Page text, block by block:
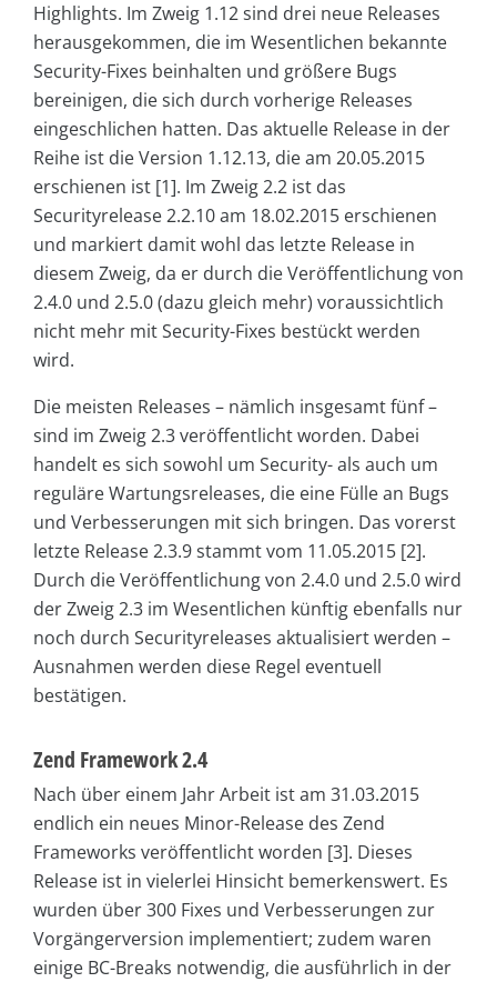
Highlights. Im Zweig 1.12 sind drei neue Releases
herausgekommen, die im Wesentlichen bekannte
Security-Fixes beinhalten und größere Bugs
bereinigen, die sich durch vorherige Releases
eingeschlichen hatten. Das aktuelle Release in der
Reihe ist die Version 1.12.13, die am 20.05.2015
erschienen ist [1]. Im Zweig 2.2 ist das
Securityrelease 2.2.10 am 18.02.2015 erschienen
und markiert damit wohl das letzte Release in
diesem Zweig, da er durch die Veröffentlichung von
2.4.0 und 2.5.0 (dazu gleich mehr) voraussichtlich
nicht mehr mit Security-Fixes bestückt werden
wird.
Die meisten Releases – nämlich insgesamt fünf –
sind im Zweig 2.3 veröffentlicht worden. Dabei
handelt es sich sowohl um Security- als auch um
reguläre Wartungsreleases, die eine Fülle an Bugs
und Verbesserungen mit sich bringen. Das vorerst
letzte Release 2.3.9 stammt vom 11.05.2015 [2].
Durch die Veröffentlichung von 2.4.0 und 2.5.0 wird
der Zweig 2.3 im Wesentlichen künftig ebenfalls nur
noch durch Securityreleases aktualisiert werden –
Ausnahmen werden diese Regel eventuell
bestätigen.
Zend Framework 2.4
Nach über einem Jahr Arbeit ist am 31.03.2015
endlich ein neues Minor-Release des Zend
Frameworks veröffentlicht worden [3]. Dieses
Release ist in vielerlei Hinsicht bemerkenswert. Es
wurden über 300 Fixes und Verbesserungen zur
Vorgängerversion implementiert; zudem waren
einige BC-Breaks notwendig, die ausführlich in der